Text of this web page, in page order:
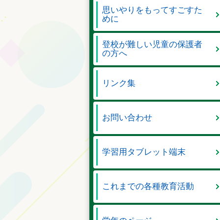
思いやりをもってすごすた
めに
登校が難しい児童の保護者
の方へ
リンク集
お問い合わせ
学習用タブレット端末
これまでの各種教育活動